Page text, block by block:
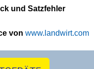
und Satzfehler
von www.landwirt.com